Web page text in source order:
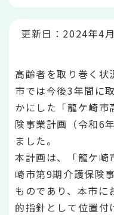
更新日：2024年4
高齢者を取り巻く状
市では今後3年間に
かにした「龍ケ崎
険事業計画（令和6
ました。
本計画は、「龍ケ崎
崎市第9期介護保険
ものであり、本市に
的指針として位置付